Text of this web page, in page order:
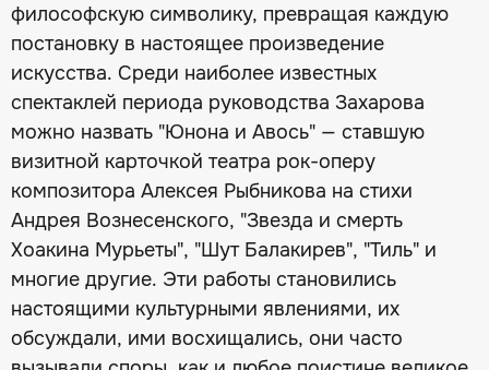
философскую символику, превращая каждую
постановку в настоящее произведение
искусства. Среди наиболее известных
спектаклей периода руководства Захарова
можно назвать "Юнона и Авось" — ставшую
визитной карточкой театра рок-оперу
композитора Алексея Рыбникова на стихи
Андрея Вознесенского, "Звезда и смерть
Хоакина Мурьеты", "Шут Балакирев", "Тиль" и
многие другие. Эти работы становились
настоящими культурными явлениями, их
обсуждали, ими восхищались, они часто